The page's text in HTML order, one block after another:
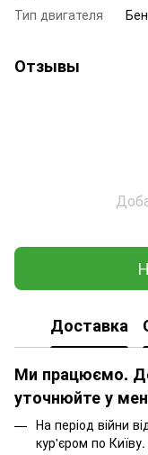
Тип двигателя
Отзывы
Доставка
Ми працюємо.
уточнюйте у
На період війни
кур'єром по